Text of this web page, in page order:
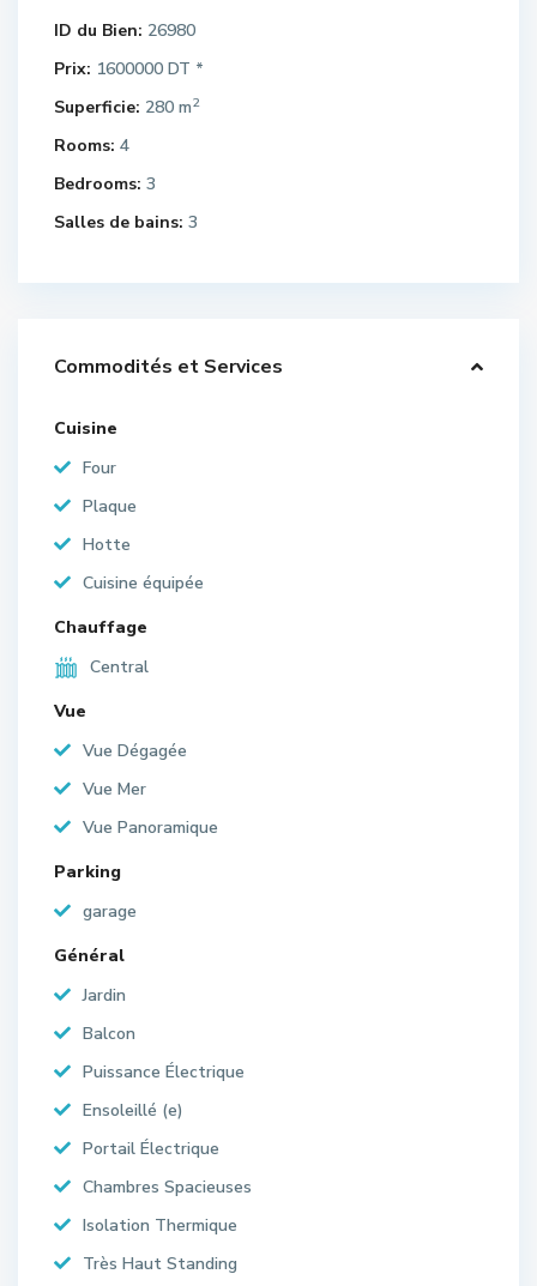
ID du Bien: 26980
Prix: 1600000 DT *
Superficie: 280 m2
Rooms: 4
Bedrooms: 3
Salles de bains: 3
Commodités et Services
Cuisine
Four
Plaque
Hotte
Cuisine équipée
Chauffage
Central
Vue
Vue Dégagée
Vue Mer
Vue Panoramique
Parking
garage
Général
Jardin
Balcon
Puissance Électrique
Ensoleillé (e)
Portail Électrique
Chambres Spacieuses
Isolation Thermique
Très Haut Standing